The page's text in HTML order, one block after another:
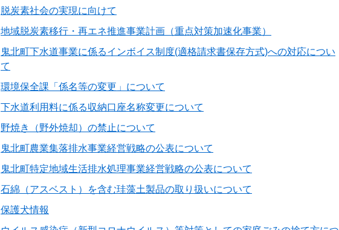
脱炭素社会の実現に向けて
地域脱炭素移行・再エネ推進事業計画（重点対策加速化事業）
鬼北町下水道事業に係るインボイス制度(適格請求書保存方式)への対応につい
て
環境保全課「係名等の変更」について
下水道利用料に係る収納口座名称変更について
野焼き（野外焼却）の禁止について
鬼北町農業集落排水事業経営戦略の公表について
鬼北町特定地域生活排水処理事業経営戦略の公表について
石綿（アスベスト）を含む珪藻土製品の取り扱いについて
保護犬情報